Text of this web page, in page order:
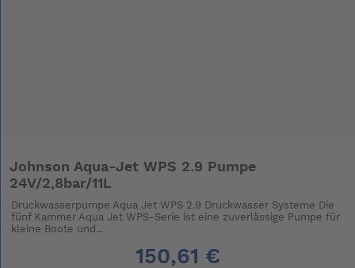
Johnson Aqua-Jet WPS 2.9 Pumpe
24V/2,8bar/11L
Druckwasserpumpe Aqua Jet WPS 2.9 Druckwasser Systeme Die
fünf Kammer Aqua Jet WPS-Serie ist eine zuverlässige Pumpe für
kleine Boote und...
150,61 €